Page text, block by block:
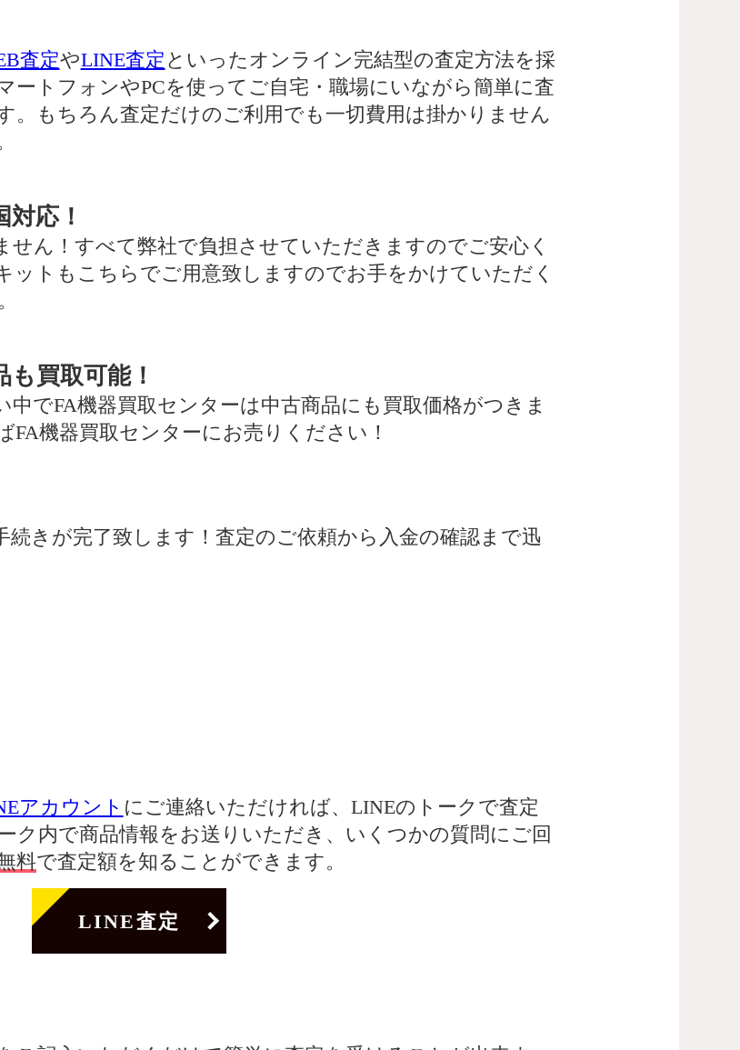
査定やLINE査定 といったオンライン完結型の査定方法を採
ートフォンやPCを使ってご自宅・職場にいながら簡単に査
。もちろん査定だけのご利用でも一切費用は掛かりません
応！
せん！すべて弊社で負担させていただきますのでご安心く
ットもこちらでご用意致しますのでお手をかけていただく
買取可能！
でFA機器買取センターは中古商品にも買取価格がつきま
機器買取センターにお売りください！
続きが完了致します！査定のご依頼から入金の確認まで迅
アカウント にご連絡いただければ、LINEのトークで査定
ク内で商品情報をお送りいただき、いくつかの質問にご回
料で査定額を知ることができます。
LINE査定